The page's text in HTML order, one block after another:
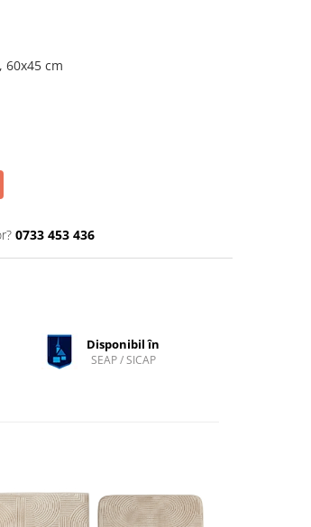
60x45 cm
0733 453 436
Disponibil în
SEAP / SICAP